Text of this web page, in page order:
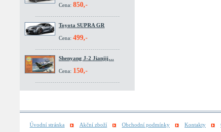
Cena: 850,-
Toyota SUPRA GR
Cena: 499,-
Shenyang J-2 Jianjij…
Cena: 150,-
Úvodní stránka Akční zboží Obchodní podmínky Kontakty